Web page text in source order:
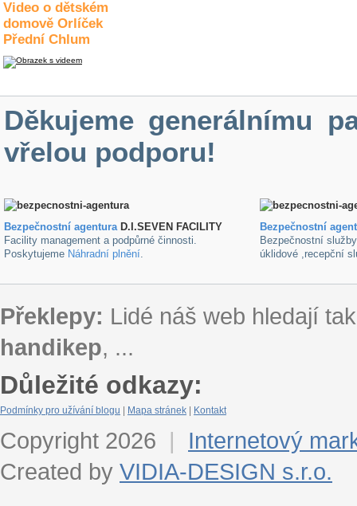
Video o dětském
domově Orlíček
Přední Chlum
Děkujeme generálnímu
vřelou podporu!
Bezpečnostní agenturaD.I.SEVEN FACILITY
Facility management a podpůrné činnosti.
Poskytujeme Náhradní plnění.
Bezpečnostní
Bezpečnostní
úklidové ,recepční
Překlepy: Lidé náš web hledají
handikep, ...
Důležité odkazy:
Podmínky pro užívání blogu Mapa stránek Kontakt
Copyright 2026 |
Internetový
Created by VIDIA-DESIGN s.r.o.